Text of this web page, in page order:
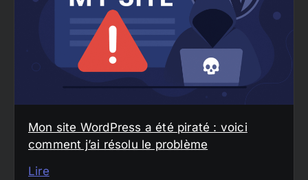
Mon site WordPress a été piraté : voici
comment j’ai résolu le problème
Lire